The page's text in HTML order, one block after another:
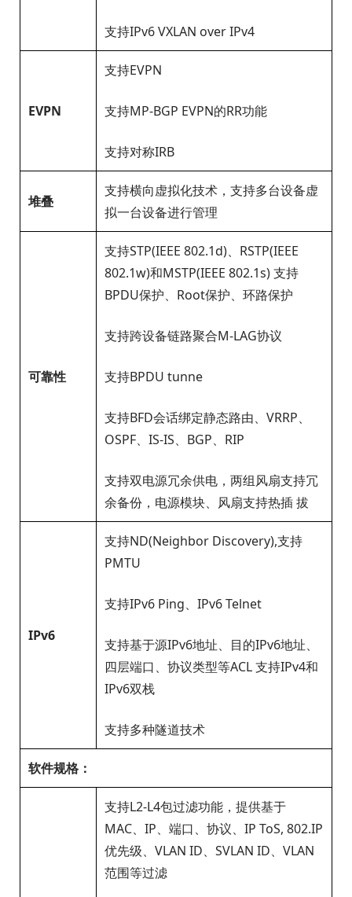
支持IPv6 VXLAN over IPv4
EVPN
支持EVPN
支持MP-BGP EVPN的RR功能
支持对称IRB
堆叠
支持横向虚拟化技术，支持多台设备虚
拟一台设备进行管理
可靠性
支持STP(IEEE 802.1d)、RSTP(IEEE
802.1w)和MSTP(IEEE 802.1s) 支持
BPDU保护、Root保护、环路保护
支持跨设备链路聚合M-LAG协议
支持BPDU tunne
支持BFD会话绑定静态路由、VRRP、
OSPF、IS-IS、BGP、RIP
支持双电源冗余供电，两组风扇支持冗
余备份，电源模块、风扇支持热插 拔
IPv6
支持ND(Neighbor Discovery),支持
PMTU
支持IPv6 Ping、IPv6 Telnet
支持基于源IPv6地址、目的IPv6地址、
四层端口、协议类型等ACL 支持IPv4和
IPv6双栈
支持多种隧道技术
软件规格：
支持L2-L4包过滤功能，提供基于
MAC、IP、端口、协议、IP ToS, 802.IP
优先级、VLAN ID、SVLAN ID、VLAN
范围等过滤